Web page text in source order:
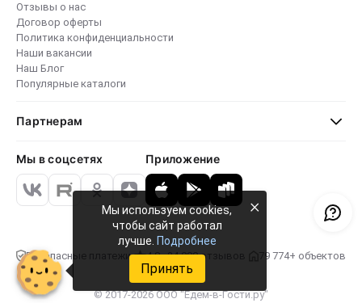
Отзывы о нас
Договор оферты
Политика конфиденциальности
Наши вакансии
Наш Блог
Популярные каталоги
Партнерам
Мы в соцсетях Приложение
Безопасные платежи 4.8 · 24 000 отзывов 79 774+ объектов
© 2017-2026 ООО "Едем-в-Гости.ру"
Мы используем cookies,
чтобы сайт работал
лучше. Подробнее
×
Принять